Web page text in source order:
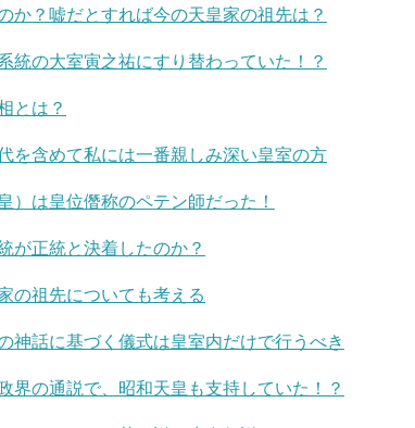
か？嘘だとすれば今の天皇家の祖先は？
統の大室寅之祐にすり替わっていた！？
とは？
を含めて私には一番親しみ深い皇室の方
）は皇位僭称のペテン師だった！
が正統と決着したのか？
の祖先についても考える
神話に基づく儀式は皇室内だけで行うべき
界の通説で、昭和天皇も支持していた！？